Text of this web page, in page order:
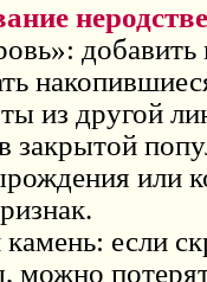
из другой
закрытой
или
если
можно